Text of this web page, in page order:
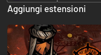
Aggiungi estensioni